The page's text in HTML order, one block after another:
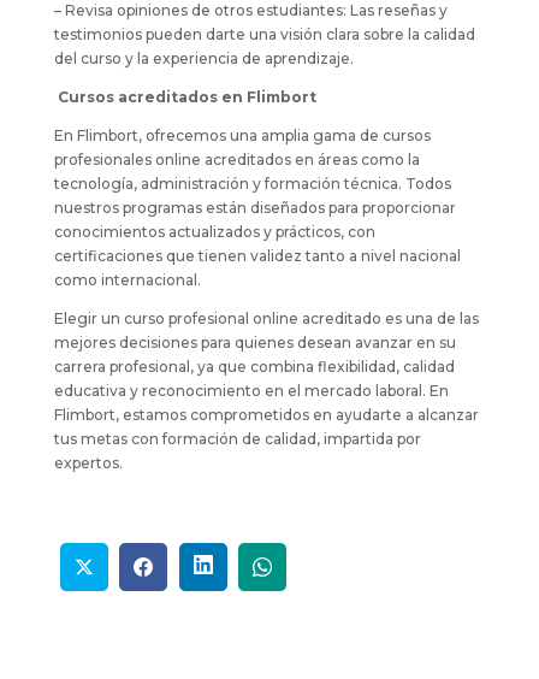
– Revisa opiniones de otros estudiantes: Las reseñas y
testimonios pueden darte una visión clara sobre la calidad
del curso y la experiencia de aprendizaje.
Cursos acreditados en Flimbort
En Flimbort, ofrecemos una amplia gama de cursos
profesionales online acreditados en áreas como la
tecnología, administración y formación técnica. Todos
nuestros programas están diseñados para proporcionar
conocimientos actualizados y prácticos, con
certificaciones que tienen validez tanto a nivel nacional
como internacional.
Elegir un curso profesional online acreditado es una de las
mejores decisiones para quienes desean avanzar en su
carrera profesional, ya que combina flexibilidad, calidad
educativa y reconocimiento en el mercado laboral. En
Flimbort, estamos comprometidos en ayudarte a alcanzar
tus metas con formación de calidad, impartida por
expertos.